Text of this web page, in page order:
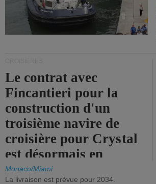
Le contrat avec
Fincantieri pour la
construction d'un
troisième navire de
croisière pour Crystal
est désormais en
vigueur.
Monaco/Miami
La livraison est prévue pour 2034.